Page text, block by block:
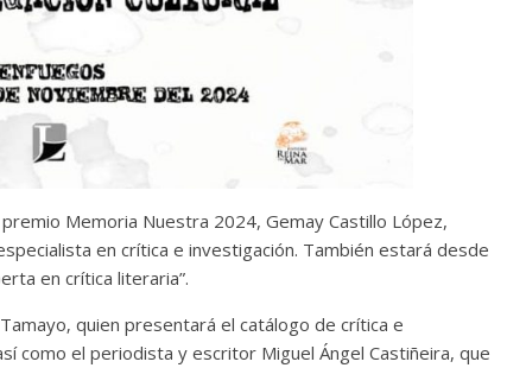
Memoria Nuestra 2024, Gemay Castillo López,
en crítica e investigación. También estará desde
en crítica literaria”.
quien presentará el catálogo de crítica e
como el periodista y escritor Miguel Ángel Castiñeira, que
interclasista en la alta
burguesía mexicana
30 diciembre, 2025